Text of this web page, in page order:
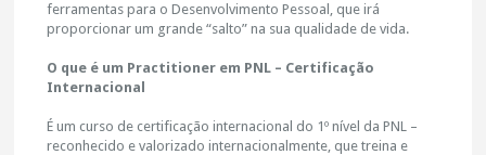
ferramentas para o Desenvolvimento Pessoal, que irá
proporcionar um grande “salto” na sua qualidade de vida.
O que é um Practitioner em PNL – Certificação
Internacional
É um curso de certificação internacional do 1º nível da PNL –
reconhecido e valorizado internacionalmente, que treina e